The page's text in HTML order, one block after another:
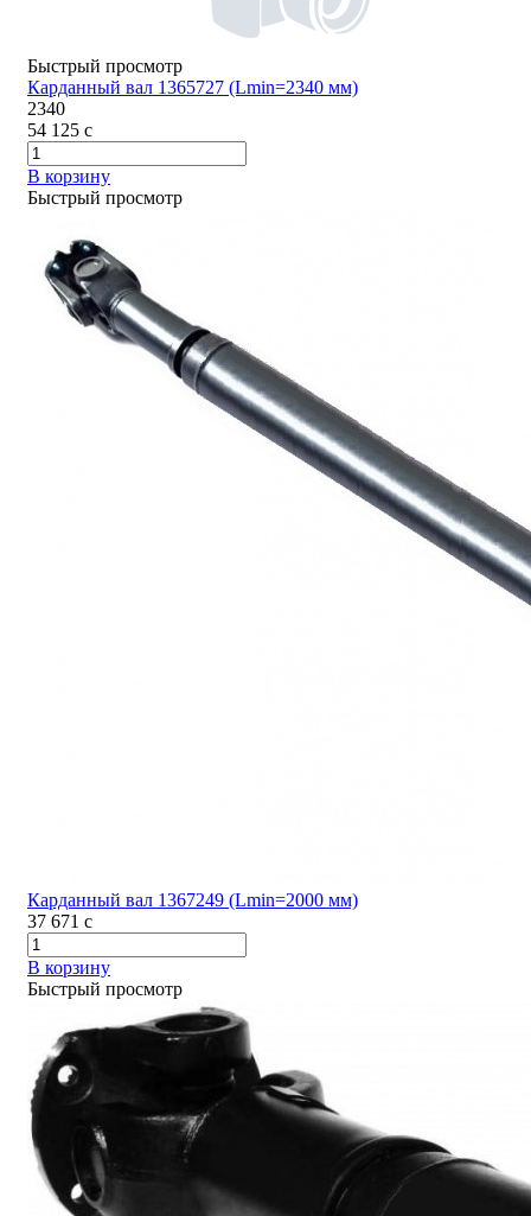
Быстрый просмотр
Карданный вал 1365727 (Lmin=2340 мм)
2340
54 125 c
В корзину
Быстрый просмотр
Карданный вал 1367249 (Lmin=2000 мм)
37 671 c
В корзину
Быстрый просмотр